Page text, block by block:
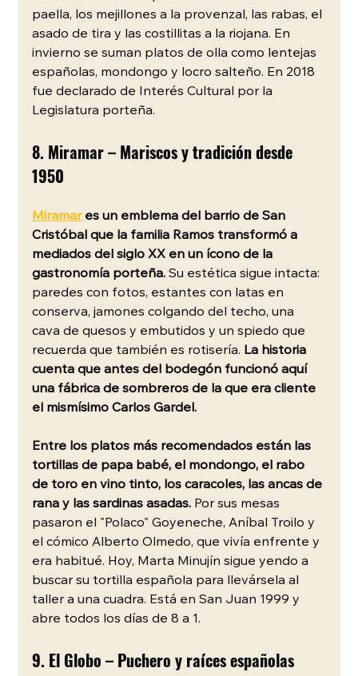
paella, los mejillones a la provenzal, las rabas, el
asado de tira y las costillitas a la riojana. En
invierno se suman platos de olla como lentejas
españolas, mondongo y locro salteño. En 2018
fue declarado de Interés Cultural por la
Legislatura porteña.
8. Miramar – Mariscos y tradición desde
1950
Miramar es un emblema del barrio de San
Cristóbal que la familia Ramos transformó a
mediados del siglo XX en un ícono de la
gastronomía porteña. Su estética sigue intacta:
paredes con fotos, estantes con latas en
conserva, jamones colgando del techo, una
cava de quesos y embutidos y un spiedo que
recuerda que también es rotisería. La historia
cuenta que antes del bodegón funcionó aquí
una fábrica de sombreros de la que era cliente
el mismísimo Carlos Gardel.
Entre los platos más recomendados están las
tortillas de papa babé, el mondongo, el rabo
de toro en vino tinto, los caracoles, las ancas de
rana y las sardinas asadas. Por sus mesas
pasaron el "Polaco" Goyeneche, Aníbal Troilo y
el cómico Alberto Olmedo, que vivía enfrente y
era habitué. Hoy, Marta Minujín sigue yendo a
buscar su tortilla española para llevársela al
taller a una cuadra. Está en San Juan 1999 y
abre todos los días de 8 a 1.
9. El Globo – Puchero y raíces españolas